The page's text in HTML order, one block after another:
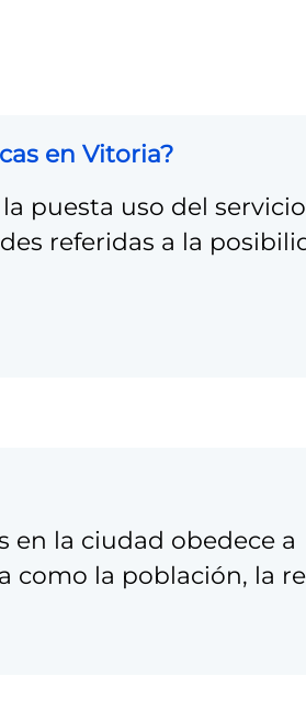
en Vitoria?
puesta uso del servicio
referidas a la
en la ciudad obedece a
como la población, la